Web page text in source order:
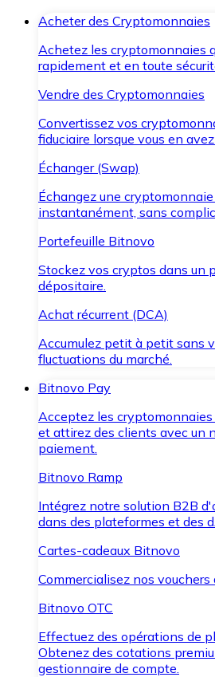
Acheter des Cryptomonnaies
Achetez les cryptomonnaies
rapidement et en toute
Vendre des Cryptomonnaies
Convertissez vos
fiduciaire lorsque vous en
Échanger (Swap)
Échangez une
instantanément, sans
Portefeuille Bitnovo
Stockez vos cryptos dans un
dépositaire.
Achat récurrent (DCA)
Accumulez petit à petit sans
fluctuations du marché.
Bitnovo Pay
Acceptez les
et attirez des clients avec un
paiement.
Bitnovo Ramp
Intégrez notre solution B2B
dans des plateformes et des
Cartes-cadeaux Bitnovo
Commercialisez nos
Bitnovo OTC
Effectuez des opérations de
Obtenez des cotations
gestionnaire de compte.